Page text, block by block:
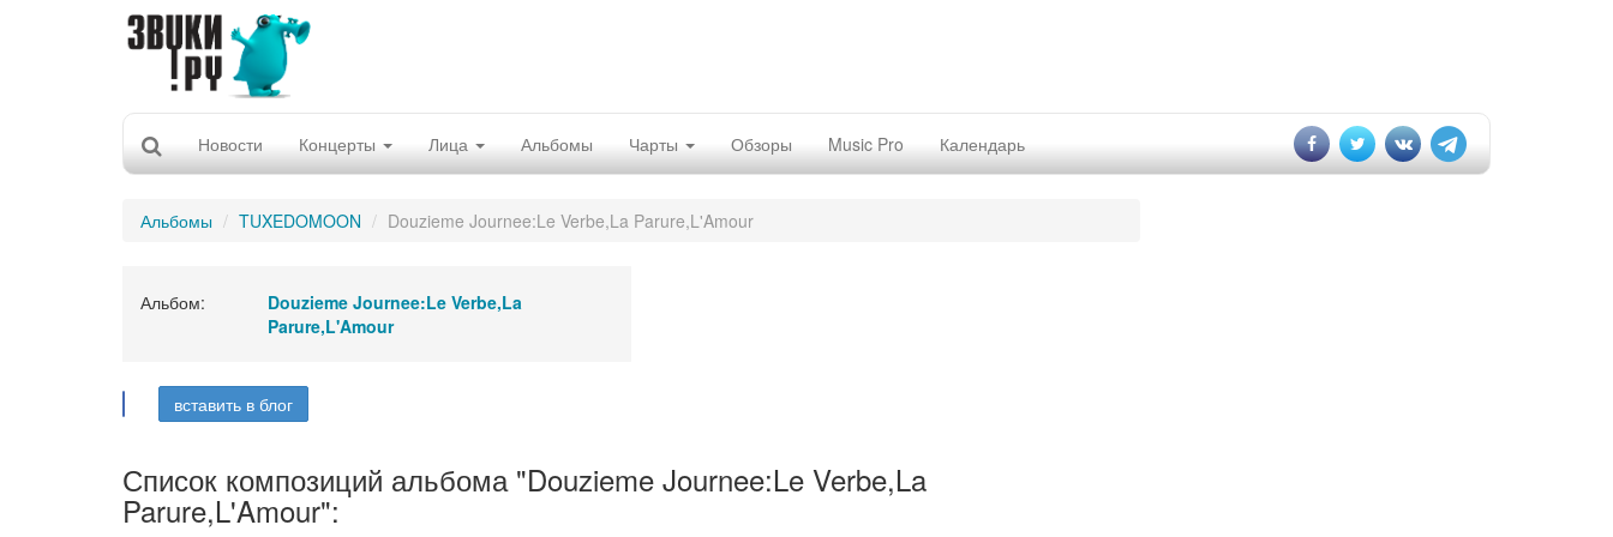
Новости Концерты Лица Альбомы Чарты Обзоры Music Pro Календарь
Альбомы TUXEDOMOON Douzieme Journee:Le Verbe,La Parure,L'Amour
Альбом:
Douzieme Journee:Le Verbe,La
Parure,L'Amour
вставить в блог
Список композиций альбома "Douzieme Journee:Le Verbe,La
Parure,L'Amour":